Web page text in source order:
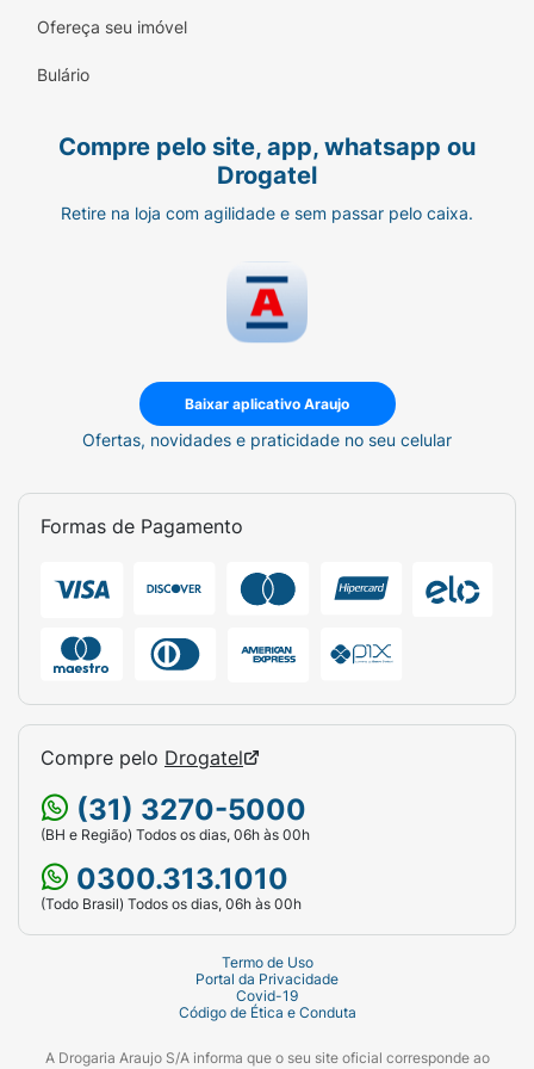
espessantes goma xantana e goma guar,
conservador sorbato de potássio e
Alérgicos:
Sintético Idêntico ao Natural
Contém Lactose* :
Contém
Contém Leite - Derivados :
Ofereça seu imóvel
Bulário
Compre pelo site, app, whatsapp ou
Drogatel
Retire na loja com agilidade e sem passar pelo caixa.
Baixar aplicativo Araujo
Ofertas, novidades e praticidade no seu celular
Formas de Pagamento
Compre pelo Drogatel
(31) 3270-5000
(BH e Região) Todos os dias, 06h às 00h
0300.313.1010
(Todo Brasil) Todos os dias, 06h às 00h
Termo de Uso
Portal da Privacidade
Covid-19
Código de Ética e Conduta
A Drogaria Araujo S/A informa que o seu site oficial corresponde ao